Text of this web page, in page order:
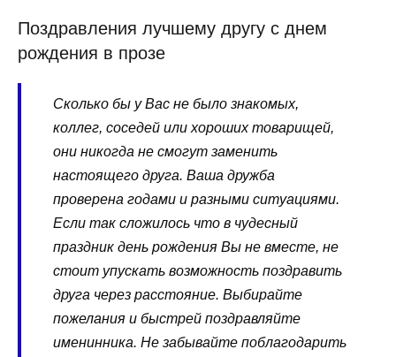
Поздравления лучшему другу с днем
рождения в прозе
Сколько бы у Вас не было знакомых,
коллег, соседей или хороших товарищей,
они никогда не смогут заменить
настоящего друга. Ваша дружба
проверена годами и разными ситуациями.
Если так сложилось что в чудесный
праздник день рождения Вы не вместе, не
стоит упускать возможность поздравить
друга через расстояние. Выбирайте
пожелания и быстрей поздравляйте
именинника. Не забывайте поблагодарить